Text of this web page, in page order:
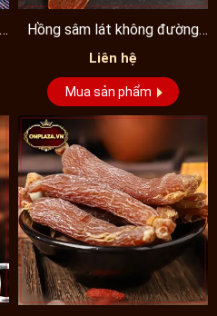
Hồng sâm lát không đường
nguyên chất cao cấp
Liên hệ
Mua sản phẩm